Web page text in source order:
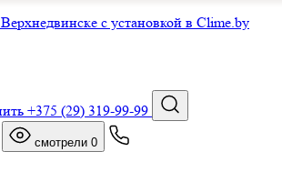
+375 (29) 319-99-99
смотрели 0